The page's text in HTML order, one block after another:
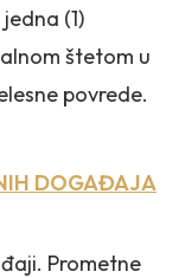
(1)
štetom u
povrede.
DOGAĐAJA
Prometne